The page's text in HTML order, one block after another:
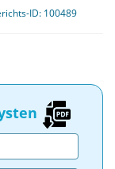
ID: 100489